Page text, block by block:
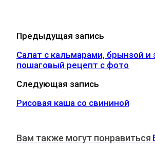
Предыдущая запись
Салат с кальмарами, брынзой
пошаговый рецепт с фото
Следующая запись
Рисовая каша со свининой
Вам также могут понравиться